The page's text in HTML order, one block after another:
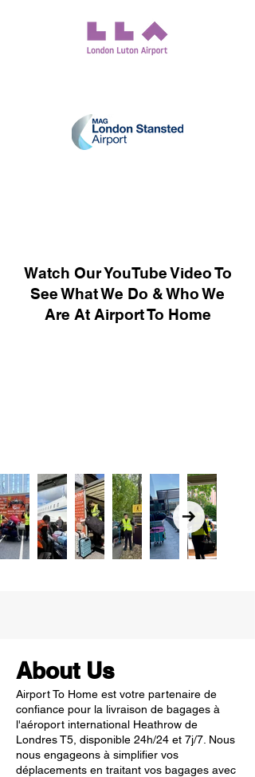
Watch Our YouTube Video To
See What We Do & Who We
Are At Airport To Home
About Us
Airport To Home est votre partenaire de
confiance pour la livraison de bagages à
l'aéroport international Heathrow de
Londres T5, disponible 24h/24 et 7j/7. Nous
nous engageons à simplifier vos
déplacements en traitant vos bagages avec